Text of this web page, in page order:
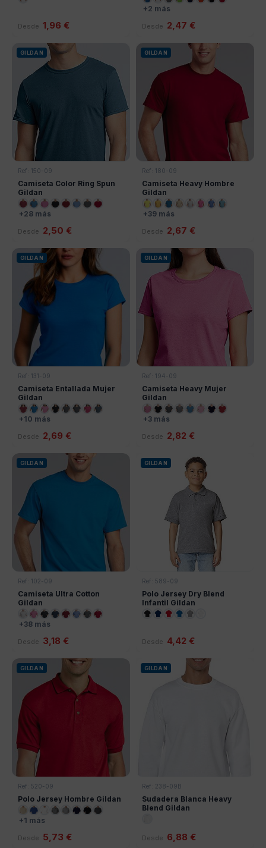
Desde 1,96 €
+2 más
Desde 2,47 €
GILDAN
Ref: 150-09
Camiseta Color Ring Spun
Gildan
+28 más
Desde 2,50 €
GILDAN
Ref: 180-09
Camiseta Heavy Hombre
Gildan
+39 más
Desde 2,67 €
GILDAN
Ref: 131-09
Camiseta Entallada Mujer
Gildan
+10 más
Desde 2,69 €
GILDAN
Ref: 194-09
Camiseta Heavy Mujer
Gildan
+3 más
Desde 2,82 €
GILDAN
Ref: 102-09
Camiseta Ultra Cotton
Gildan
+38 más
Desde 3,18 €
GILDAN
Ref: 589-09
Polo Jersey Dry Blend
Infantil Gildan
Desde 4,42 €
GILDAN
Ref: 520-09
Polo Jersey Hombre Gildan
+1 más
Desde 5,73 €
GILDAN
Ref: 238-09B
Sudadera Blanca Heavy
Blend Gildan
Desde 6,88 €